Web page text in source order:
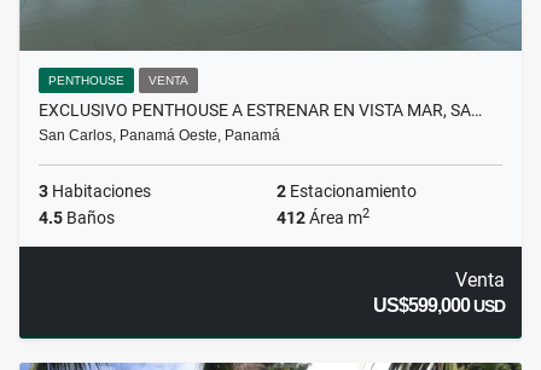
PENTHOUSE VENTA
EXCLUSIVO PENTHOUSE A ESTRENAR EN VISTA MAR, SA…
San Carlos, Panamá Oeste, Panamá
3 Habitaciones 2 Estacionamiento
4.5 Baños 412Área m2
Venta
US$599,000USD